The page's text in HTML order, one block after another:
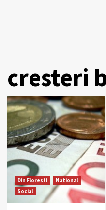
cresteri
Din Floresti
National
Social